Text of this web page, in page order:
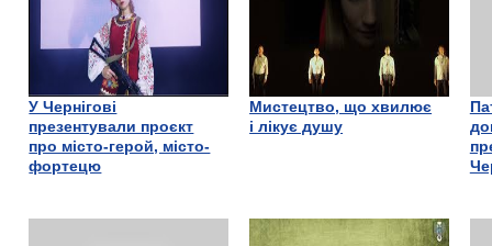
У Чернігові
презентували проєкт
про місто-герой, місто-
фортецю
Мистецтво, що хвилює
і лікує душу